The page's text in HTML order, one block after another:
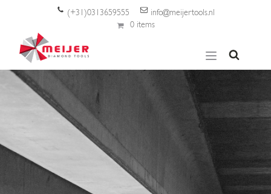
(+31)0313659555
info@meijertools.nl
0 items